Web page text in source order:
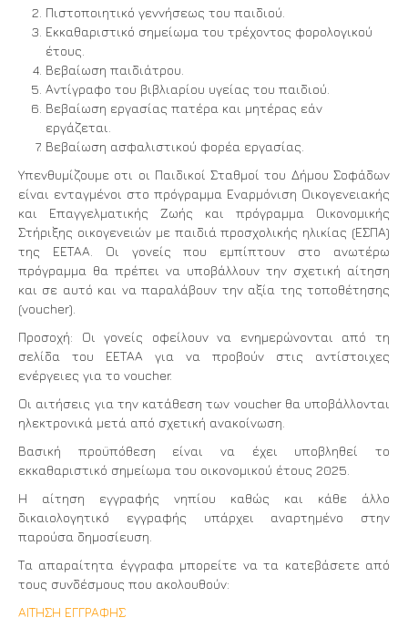
Πιστοποιητικό γεννήσεως του παιδιού.
Εκκαθαριστικό σημείωμα του τρέχοντος φορολογικού
έτους.
Βεβαίωση παιδιάτρου.
Αντίγραφο του βιβλιαρίου υγείας του παιδιού.
Βεβαίωση εργασίας πατέρα και μητέρας εάν
εργάζεται.
Βεβαίωση ασφαλιστικού φορέα εργασίας.
Υπενθυμίζουμε οτι οι Παιδικοί Σταθμοί του Δήμου Σοφάδων
είναι ενταγμένοι στο πρόγραμμα Εναρμόνιση Οικογενειακής
και Επαγγελματικής Ζωής και πρόγραμμα Οικονομικής
Στήριξης οικογενειών με παιδιά προσχολικής ηλικίας (ΕΣΠΑ)
της ΕΕΤΑΑ. Οι γονείς που εμπίπτουν στο ανωτέρω
πρόγραμμα θα πρέπει να υποβάλλουν την σχετική αίτηση
και σε αυτό και να παραλάβουν την αξία της τοποθέτησης
(voucher).
Προσοχή: Οι γονείς οφείλουν να ενημερώνονται από τη
σελίδα του ΕΕΤΑΑ για να προβούν στις αντίστοιχες
ενέργειες για το voucher.
Οι αιτήσεις για την κατάθεση των voucher θα υποβάλλονται
ηλεκτρονικά μετά από σχετική ανακοίνωση.
Βασική προϋπόθεση είναι να έχει υποβληθεί το
εκκαθαριστικό σημείωμα του οικονομικού έτους 2025.
Η αίτηση εγγραφής νηπίου καθώς και κάθε άλλο
δικαιολογητικό εγγραφής υπάρχει αναρτημένο στην
παρούσα δημοσίευση.
Τα απαραίτητα έγγραφα μπορείτε να τα κατεβάσετε από
τους συνδέσμους που ακολουθούν:
ΑΙΤΗΣΗ ΕΓΓΡΑΦΗΣ